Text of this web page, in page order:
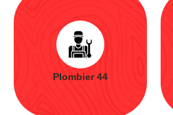
Plombier 44